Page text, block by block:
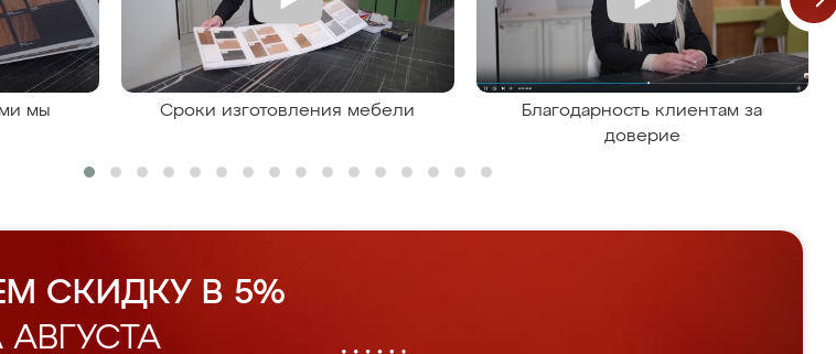
мы
Сроки изготовления мебели
Благодарность клиентам за
доверие
СКИДКУ В 5%